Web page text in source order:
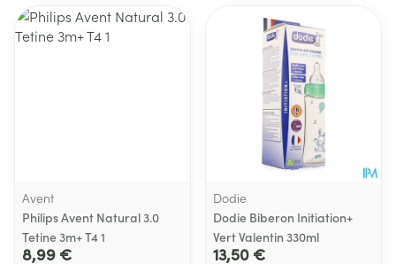
Avent
Philips Avent Natural 3.0
Tetine 3m+ T4 1
8,99 €
Dodie
Dodie Biberon Initiation+
Vert Valentin 330ml
13,50 €